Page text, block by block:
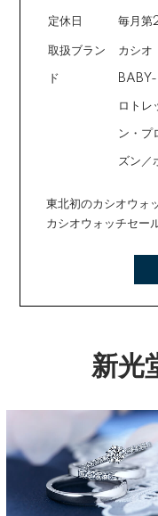
定休日 毎月第
取扱ブラン
ド
カシ
BABY-
ロトレ
ン・プ
ズン／
東北初のカシオウォ
カシオウォッチセー
新光